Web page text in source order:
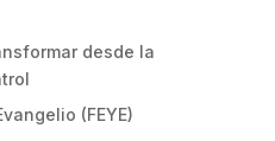
desde la
(FEYE)